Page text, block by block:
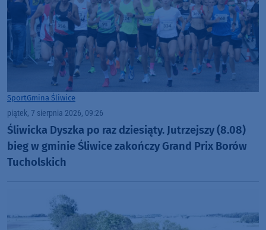
SportGmina Śliwice
piątek, 7 sierpnia 2026, 09:26
Śliwicka Dyszka po raz dziesiąty. Jutrzejszy (8.08)
bieg w gminie Śliwice zakończy Grand Prix Borów
Tucholskich